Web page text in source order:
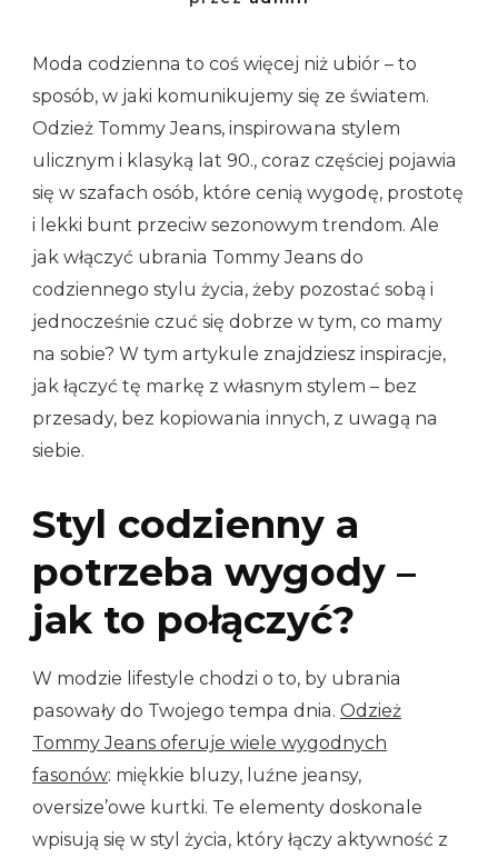
Moda codzienna to coś więcej niż ubiór – to
sposób, w jaki komunikujemy się ze światem.
Odzież Tommy Jeans, inspirowana stylem
ulicznym i klasyką lat 90., coraz częściej pojawia
się w szafach osób, które cenią wygodę, prostotę
i lekki bunt przeciw sezonowym trendom. Ale
jak włączyć ubrania Tommy Jeans do
codziennego stylu życia, żeby pozostać sobą i
jednocześnie czuć się dobrze w tym, co mamy
na sobie? W tym artykule znajdziesz inspiracje,
jak łączyć tę markę z własnym stylem – bez
przesady, bez kopiowania innych, z uwagą na
siebie.
Styl codzienny a
potrzeba wygody –
jak to połączyć?
W modzie lifestyle chodzi o to, by ubrania
pasowały do Twojego tempa dnia. Odzież
Tommy Jeans oferuje wiele wygodnych
fasonów: miękkie bluzy, luźne jeansy,
oversize’owe kurtki. Te elementy doskonale
wpisują się w styl życia, który łączy aktywność z